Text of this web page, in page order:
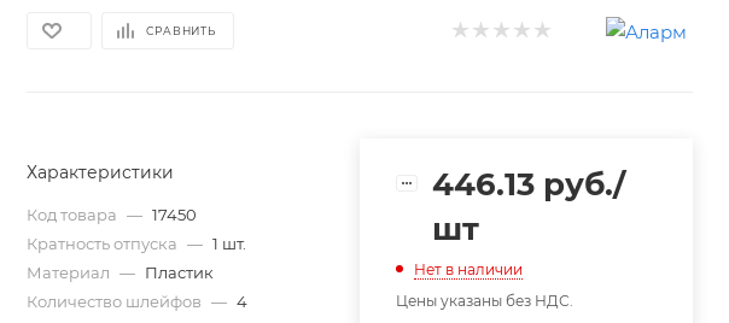
СРАВНИТЬ
Характеристики
Код товара — 17450
Кратность отпуска — 1 шт.
Материал — Пластик
Количество шлейфов — 4
446.13 руб./
шт
Нет в наличии
Цены указаны без НДС.